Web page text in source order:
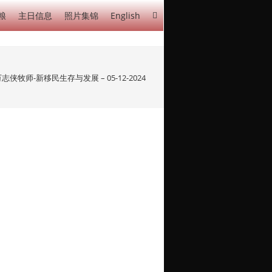
主日信息 照片集锦 English
侠牧师-新移民生存与发展 – 05-12-2024